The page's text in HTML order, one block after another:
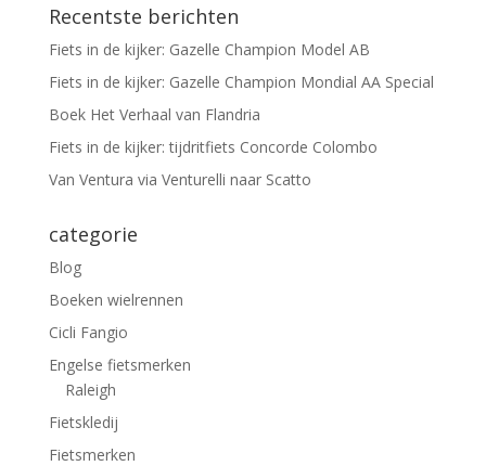
Recentste berichten
Fiets in de kijker: Gazelle Champion Model AB
Fiets in de kijker: Gazelle Champion Mondial AA Special
Boek Het Verhaal van Flandria
Fiets in de kijker: tijdritfiets Concorde Colombo
Van Ventura via Venturelli naar Scatto
categorie
Blog
Boeken wielrennen
Cicli Fangio
Engelse fietsmerken
Raleigh
Fietskledij
Fietsmerken